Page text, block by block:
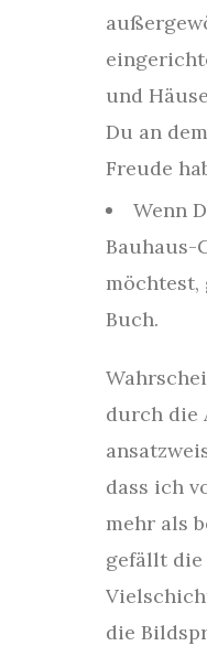
und
Du an
Freude
Wenn
Bauhaus-
möchtest,
Buch.
durch die
dass ich
mehr als
gefällt die
die